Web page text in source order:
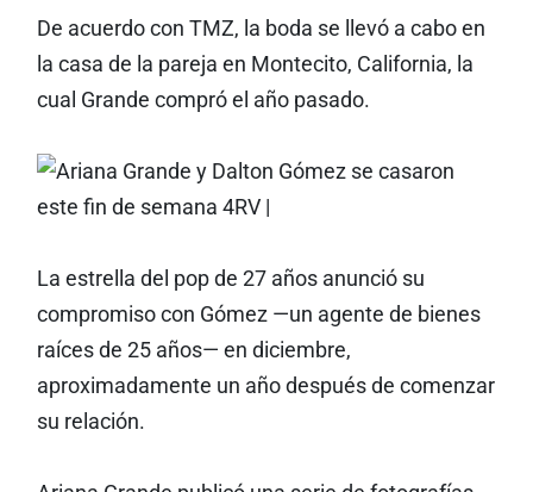
De acuerdo con TMZ, la boda se llevó a cabo en
la casa de la pareja en Montecito, California, la
cual Grande compró el año pasado.
La estrella del pop de 27 años anunció su
compromiso con Gómez —un agente de bienes
raíces de 25 años— en diciembre,
aproximadamente un año después de comenzar
su relación.